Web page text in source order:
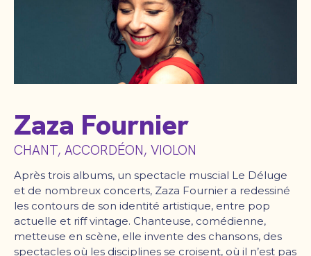
Zaza Fournier
CHANT, ACCORDÉON, VIOLON
Après trois albums, un spectacle muscial Le Déluge
et de nombreux concerts, Zaza Fournier a redessiné
les contours de son identité artistique, entre pop
actuelle et riff vintage. Chanteuse, comédienne,
metteuse en scène, elle invente des chansons, des
spectacles où les disciplines se croisent, où il n’est pas